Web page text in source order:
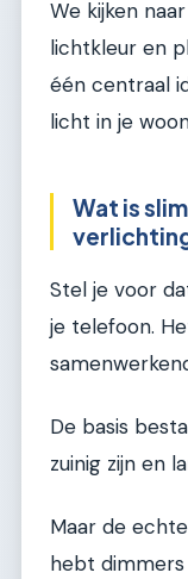
We kijken
lichtkleur en
één centraal
licht in je
Wat is
Stel je voor
je telefoon.
De basis
zuinig zijn en
Maar de
hebt